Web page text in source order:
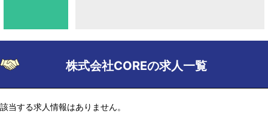
株式会社COREの求人一覧
該当する求人情報はありません。